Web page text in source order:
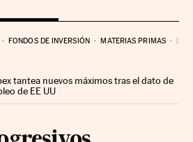
FONDOS DE INVERSIÓN MATERIAS PRIMAS
tantea nuevos máximos tras el dato de
de EE UU